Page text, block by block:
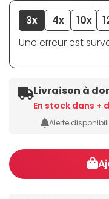
3x 4x 10x
Une erreur est
Livraison à
En stock dans +
Alerte